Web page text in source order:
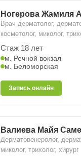
Ногерова Жамиля
Врач дерматолог,
косметолог, миколог,
Стаж 18 лет
м. Речной вокзал
м. Беломорская
Запись онлайн
Валиева Майя
Дерматовенеролог,
миколог, трихолог, хирург